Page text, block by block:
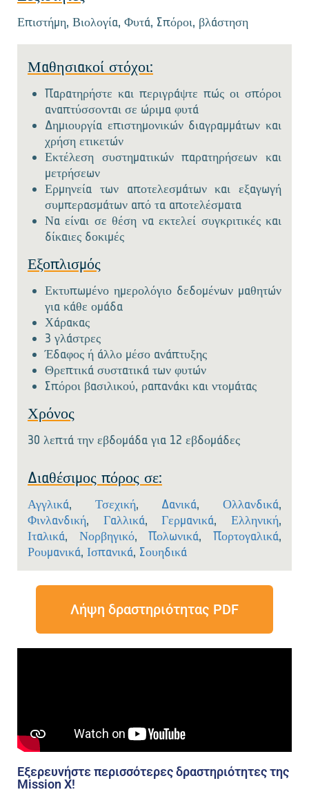
Επιστήμη, Βιολογία, Φυτά, Σπόροι, βλάστηση
Μαθησιακοί στόχοι:
Παρατηρήστε και περιγράψτε πώς οι σπόροι
αναπτύσσονται σε ώριμα φυτά
Δημιουργία επιστημονικών διαγραμμάτων και
χρήση ετικετών
Εκτέλεση συστηματικών παρατηρήσεων και
μετρήσεων
Ερμηνεία των αποτελεσμάτων και εξαγωγή
συμπερασμάτων από τα αποτελέσματα
Να είναι σε θέση να εκτελεί συγκριτικές και
δίκαιες δοκιμές
Εξοπλισμός
Εκτυπωμένο ημερολόγιο δεδομένων μαθητών
για κάθε ομάδα
Χάρακας
3 γλάστρες
Έδαφος ή άλλο μέσο ανάπτυξης
Θρεπτικά συστατικά των φυτών
Σπόροι βασιλικού, ραπανάκι και ντομάτας
Χρόνος
30 λεπτά την εβδομάδα για 12 εβδομάδες
Διαθέσιμος πόρος σε:
Αγγλικά, Τσεχική, Δανικά,Ολλανδικά,
Φινλανδική, Γαλλικά,Γερμανικά,Ελληνική,
Ιταλικά, Νορβηγικό,Πολωνικά,Πορτογαλικά,
Ρουμανικά, Ισπανικά, Σουηδικά
Λήψη δραστηριότητας PDF
Εξερευνήστε περισσότερες δραστηριότητες της
Mission X!